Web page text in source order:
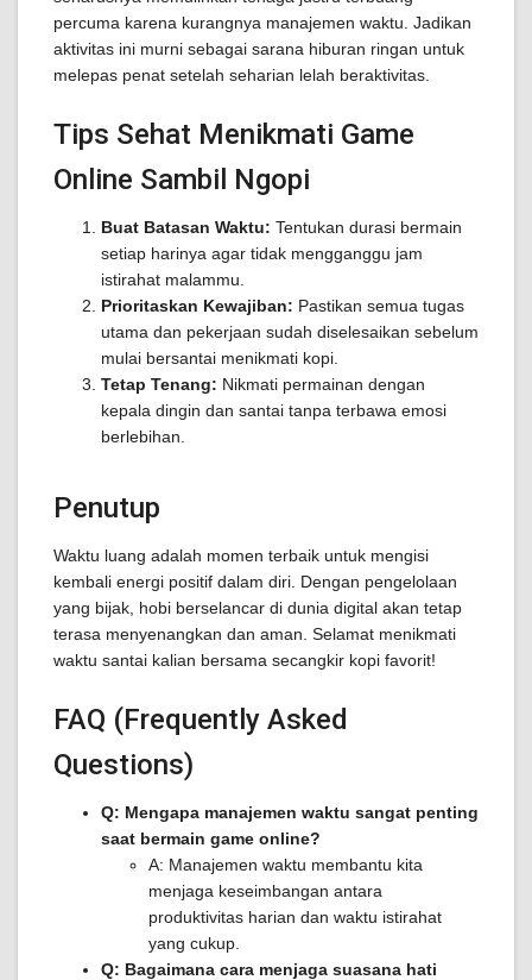
percuma karena kurangnya manajemen waktu. Jadikan
aktivitas ini murni sebagai sarana hiburan ringan untuk
melepas penat setelah seharian lelah beraktivitas.
Tips Sehat Menikmati Game
Online Sambil Ngopi
Buat Batasan Waktu: Tentukan durasi bermain
setiap harinya agar tidak mengganggu jam
istirahat malammu.
Prioritaskan Kewajiban: Pastikan semua tugas
utama dan pekerjaan sudah diselesaikan sebelum
mulai bersantai menikmati kopi.
Tetap Tenang: Nikmati permainan dengan
kepala dingin dan santai tanpa terbawa emosi
berlebihan.
Penutup
Waktu luang adalah momen terbaik untuk mengisi
kembali energi positif dalam diri. Dengan pengelolaan
yang bijak, hobi berselancar di dunia digital akan tetap
terasa menyenangkan dan aman. Selamat menikmati
waktu santai kalian bersama secangkir kopi favorit!
FAQ (Frequently Asked
Questions)
Q: Mengapa manajemen waktu sangat penting
saat bermain game online?
A: Manajemen waktu membantu kita
menjaga keseimbangan antara
produktivitas harian dan waktu istirahat
yang cukup.
Q: Bagaimana cara menjaga suasana hati